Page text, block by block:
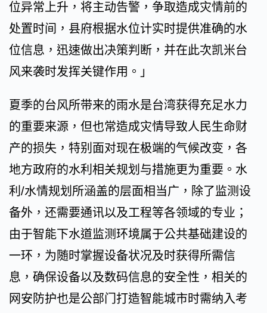
位异常上升，将主动告警，争取造成灾情前的
处置时间，县府根据水位计实时提供准确的水
位信息，迅速做出决策判断，并在此次凯米台
风来袭时发挥关键作用。」
夏季的台风所带来的雨水是台湾获得充足水力
的重要来源，但也常造成灾情导致人民生命财
产的损失，特别面对现在极端的气候改变，各
地方政府的水利相关规划与措施更为重要。水
利/水情规划所涵盖的层面相当广，除了监测设
备外，还需要通讯以及工程等各领域的专业；
由于智能下水道监测环境属于公共基础建设的
一环，为随时掌握设备状况及时获得所需信
息，确保设备以及数码信息的安全性，相关的
网安防护也是公部门打造智能城市时需纳入考